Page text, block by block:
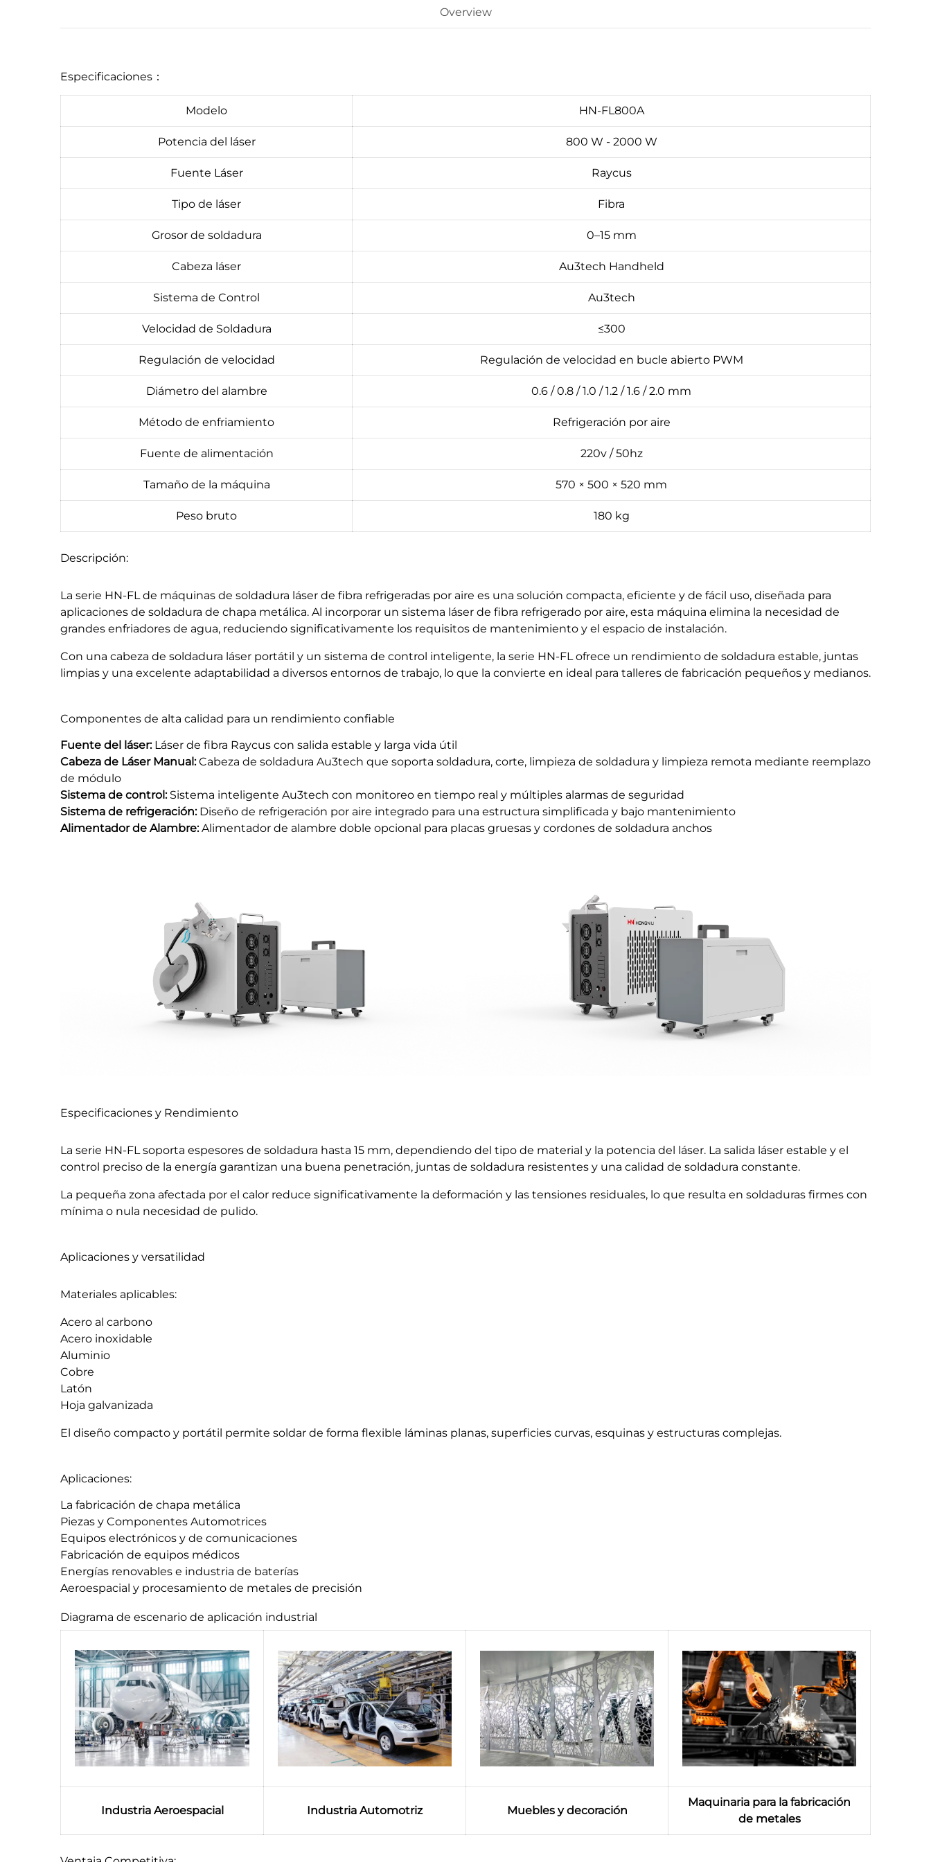
Overview
Especificaciones：
Modelo HN-FL800A
Potencia del láser 800 W - 2000 W
Fuente Láser Raycus
Tipo de láser Fibra
Grosor de soldadura 0–15 mm
Cabeza láser Au3tech Handheld
Sistema de Control Au3tech
Velocidad de Soldadura ≤300
Regulación de velocidad Regulación de velocidad en bucle abierto PWM
Diámetro del alambre 0.6 / 0.8 / 1.0 / 1.2 / 1.6 / 2.0 mm
Método de enfriamiento Refrigeración por aire
Fuente de alimentación 220v / 50hz
Tamaño de la máquina 570 × 500 × 520 mm
Peso bruto 180 kg
Descripción:
La serie HN-FL de máquinas de soldadura láser de fibra refrigeradas por aire es una solución compacta, eficiente y de fácil uso, diseñada para
aplicaciones de soldadura de chapa metálica. Al incorporar un sistema láser de fibra refrigerado por aire, esta máquina elimina la necesidad de
grandes enfriadores de agua, reduciendo significativamente los requisitos de mantenimiento y el espacio de instalación.
Con una cabeza de soldadura láser portátil y un sistema de control inteligente, la serie HN-FL ofrece un rendimiento de soldadura estable, juntas
limpias y una excelente adaptabilidad a diversos entornos de trabajo, lo que la convierte en ideal para talleres de fabricación pequeños y medianos.
Componentes de alta calidad para un rendimiento confiable
Fuente del láser: Láser de fibra Raycus con salida estable y larga vida útil
Cabeza de Láser Manual:Cabeza de soldadura Au3tech que soporta soldadura, corte, limpieza de soldadura y limpieza remota mediante reemplazo
de módulo
Sistema de control: Sistema inteligente Au3tech con monitoreo en tiempo real y múltiples alarmas de seguridad
Sistema de refrigeración: Diseño de refrigeración por aire integrado para una estructura simplificada y bajo mantenimiento
Alimentador de Alambre:Alimentador de alambre doble opcional para placas gruesas y cordones de soldadura anchos
Especificaciones y Rendimiento
La serie HN-FL soporta espesores de soldadura hasta 15 mm, dependiendo del tipo de material y la potencia del láser. La salida láser estable y el
control preciso de la energía garantizan una buena penetración, juntas de soldadura resistentes y una calidad de soldadura constante.
La pequeña zona afectada por el calor reduce significativamente la deformación y las tensiones residuales, lo que resulta en soldaduras firmes con
mínima o nula necesidad de pulido.
Aplicaciones y versatilidad
Materiales aplicables:
Acero al carbono
Acero inoxidable
Aluminio
Cobre
Latón
Hoja galvanizada
El diseño compacto y portátil permite soldar de forma flexible láminas planas, superficies curvas, esquinas y estructuras complejas.
Aplicaciones:
La fabricación de chapa metálica
Piezas y Componentes Automotrices
Equipos electrónicos y de comunicaciones
Fabricación de equipos médicos
Energías renovables e industria de baterías
Aeroespacial y procesamiento de metales de precisión
Diagrama de escenario de aplicación industrial
Industria Aeroespacial Industria Automotriz Muebles y decoración
Maquinaria para la fabricación
de metales